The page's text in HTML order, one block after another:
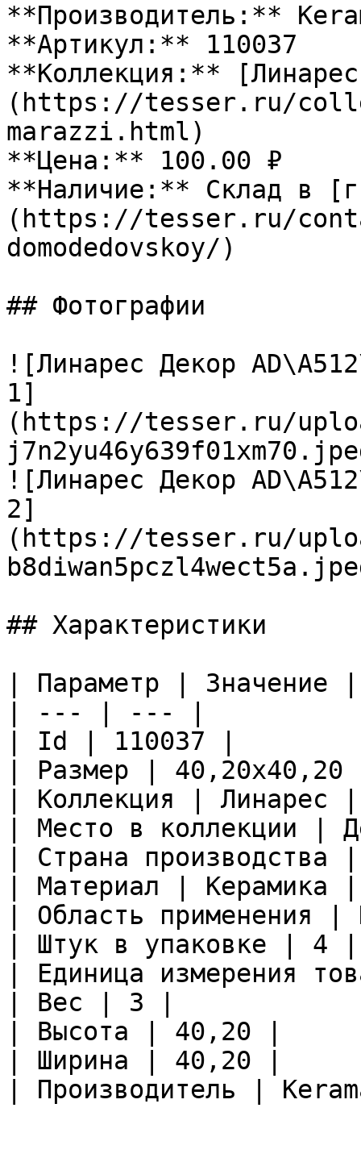
**Производитель:**
**Артикул:** 110037
**Коллекция:**
(https://tesser.ru/
marazzi.html)
**Цена:** 100.00 ₽
**Наличие:** Склад в
(https://tesser.ru/
domodedovskoy/)
## Фотографии
![Линарес Декор
1]
(https://tesser.ru/
![Линарес Декор
2]
(https://tesser.ru/
## Характеристики
| Параметр | Значение |
| --- | --- |
| Id | 110037 |
| Размер |
| Коллекция | Линарес |
| Место в коллекции |
| Страна
| Материал | Керамика |
| Область применения
| Штук в упаковке | 4 |
| Единица измерения
| Вес | 3 |
| Высота | 40,20 |
| Ширина | 40,20 |
| Производитель |